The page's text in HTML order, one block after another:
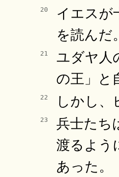
20
イエスが
を読んだ
21
ユダヤ人
の王」と
22 しかし
23
兵士たち
渡るよう
あった。